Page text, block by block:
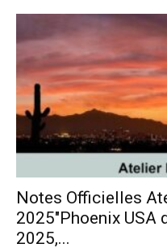
Notes Officielles
2025″Phoenix USA
2025,...